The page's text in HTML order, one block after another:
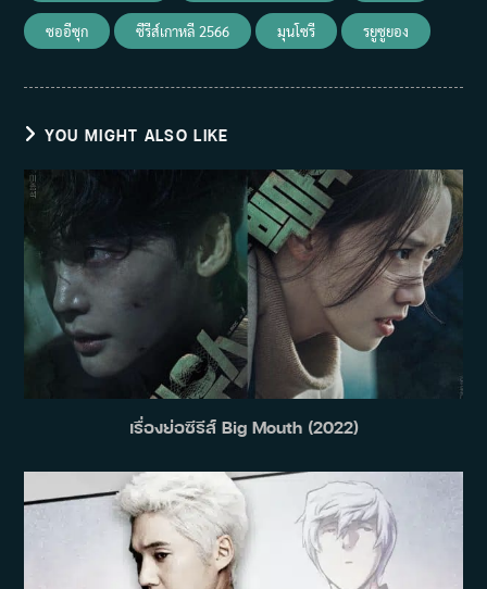
ซออีซุก ซีรีส์เกาหลี 2566 มุนโซรี รยูซูยอง
YOU MIGHT ALSO LIKE
เรื่องย่อซีรีส์ Big Mouth (2022)